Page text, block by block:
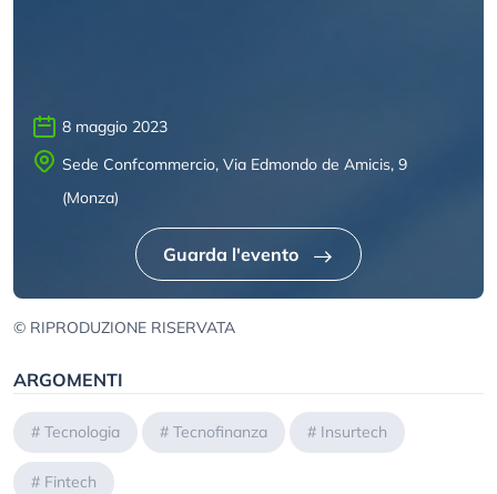
8 maggio 2023
Sede Confcommercio, Via Edmondo de Amicis, 9
(Monza)
Guarda l'evento
© RIPRODUZIONE RISERVATA
ARGOMENTI
# Tecnologia # Tecnofinanza # Insurtech
# Fintech